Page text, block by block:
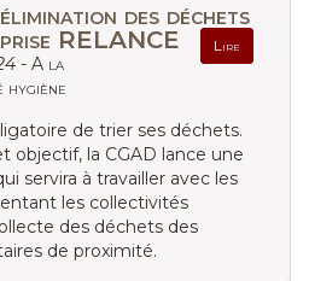
des déchets
RELANCE
Lire
- A la
hygiène
de trier ses déchets.
objectif, la CGAD lance une
servira à travailler avec les
les collectivités
des déchets des
de proximité.